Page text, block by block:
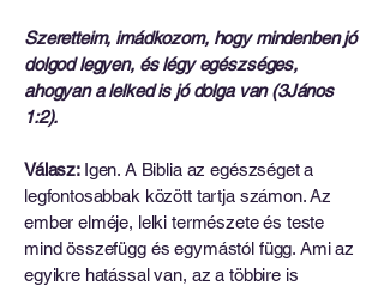
Szeretteim, imádkozom, hogy mindenben jó
dolgod legyen, és légy egészséges,
ahogyan a lelked is jó dolga van (3János
1:2).
Válasz: Igen. A Biblia az egészséget a
legfontosabbak között tartja számon. Az
ember elméje, lelki természete és teste
mind összefügg és egymástól függ. Ami az
egyikre hatással van, az a többire is